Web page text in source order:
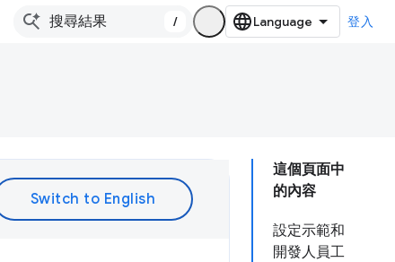
/ 登入
這個頁面中
的內容
設定示範和
開發人員工